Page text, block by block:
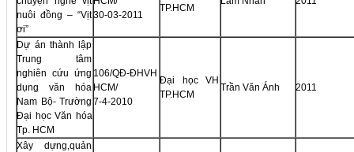
nuôi đồng – “Vịt
ơi”
30-03-2011
TP.HCM
Dự án thành lập
Trung tâm
nghiên cứu ứng
dụng văn hóa
Nam Bộ- Trường
Đại học Văn hóa
Tp. HCM
106/QĐ-ĐHVH
HCM/
7-4-2010
Đại học VH
TP.HCM
Trần Văn Ánh 2011
Xây dựng,quản